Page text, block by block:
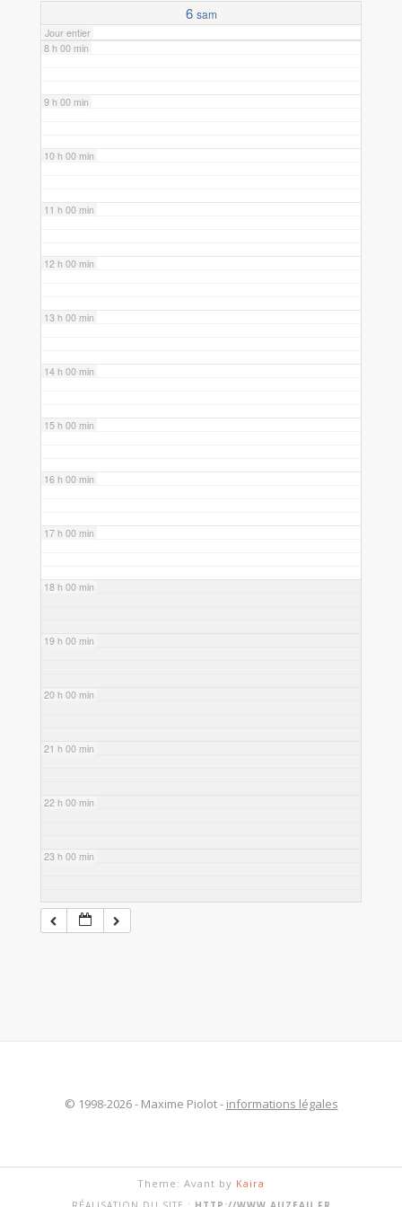
6 sam
Jour entier
8 h 00 min
9 h 00 min
10 h 00 min
11 h 00 min
12 h 00 min
13 h 00 min
14 h 00 min
15 h 00 min
16 h 00 min
17 h 00 min
18 h 00 min
19 h 00 min
20 h 00 min
21 h 00 min
22 h 00 min
23 h 00 min
© 1998-2026 - Maxime Piolot - informations légales
Theme: Avant by Kaira